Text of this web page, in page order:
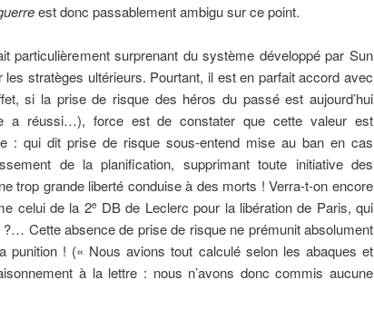
est donc passablement ambigu sur ce point.
particulièrement surprenant du système développé par Sun
stratèges ultérieurs. Pourtant, il est en parfait accord avec
si la prise de risque des héros du passé est aujourd’hui
a réussi…), force est de constater que cette valeur est
: qui dit prise de risque sous-entend mise au ban en cas
de la planification, supprimant toute initiative des
trop grande liberté conduise à des morts ! Verra-t-on encore
celui de la 2e DB de Leclerc pour la libération de Paris, qui
Cette absence de prise de risque ne prémunit absolument
punition ! (« Nous avions tout calculé selon les abaques et
à la lettre : nous n’avons donc commis aucune